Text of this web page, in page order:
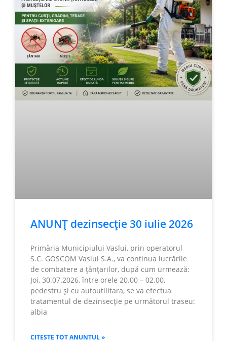
ANUNȚ dezinsecție 30 iulie 2026
Primăria Municipiului Vaslui, prin operatorul
S.C. GOSCOM Vaslui S.A., va continua lucrările
de combatere a țânțarilor, după cum urmează:
Joi, 30.07.2026, între orele 20.00 – 02.00,
pedestru și cu autoutilitara, se va efectua
tratamentul de dezinsecție pe următorul traseu:
albia
CITESTE TOT ANUNTUL »